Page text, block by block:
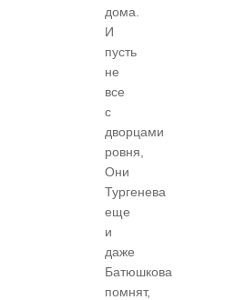
дома.
И
пусть
не
все
с
дворцами
ровня,
Они
Тургенева
еще
и
даже
Батюшкова
помнят,